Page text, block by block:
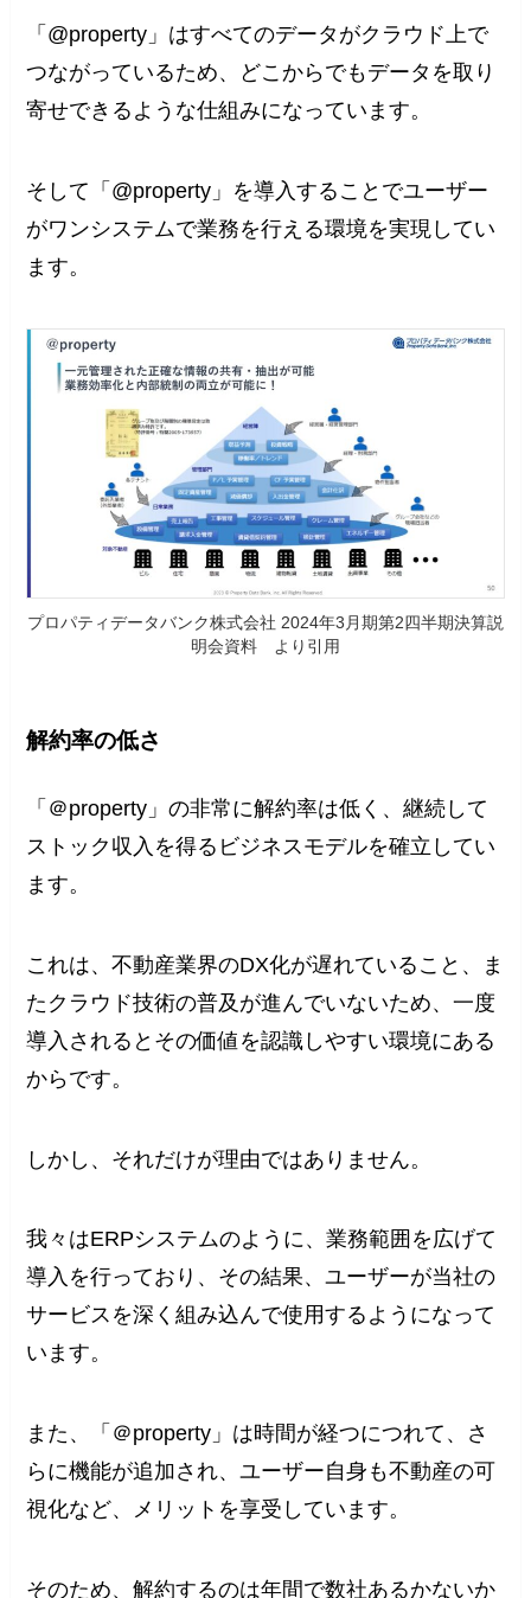
「@property」はすべてのデータがクラウド上で
つながっているため、どこからでもデータを取り
寄せできるような仕組みになっています。
そして「@property」を導入することでユーザー
がワンシステムで業務を行える環境を実現してい
ます。
プロパティデータバンク株式会社 2024年3月期第2四半期決算説
明会資料 より引用
解約率の低さ
「＠property」の非常に解約率は低く、継続して
ストック収入を得るビジネスモデルを確立してい
ます。
これは、不動産業界のDX化が遅れていること、ま
たクラウド技術の普及が進んでいないため、一度
導入されるとその価値を認識しやすい環境にある
からです。
しかし、それだけが理由ではありません。
我々はERPシステムのように、業務範囲を広げて
導入を行っており、その結果、ユーザーが当社の
サービスを深く組み込んで使用するようになって
います。
また、「＠property」は時間が経つにつれて、さ
らに機能が追加され、ユーザー自身も不動産の可
視化など、メリットを享受しています。
そのため、解約するのは年間で数社あるかないか